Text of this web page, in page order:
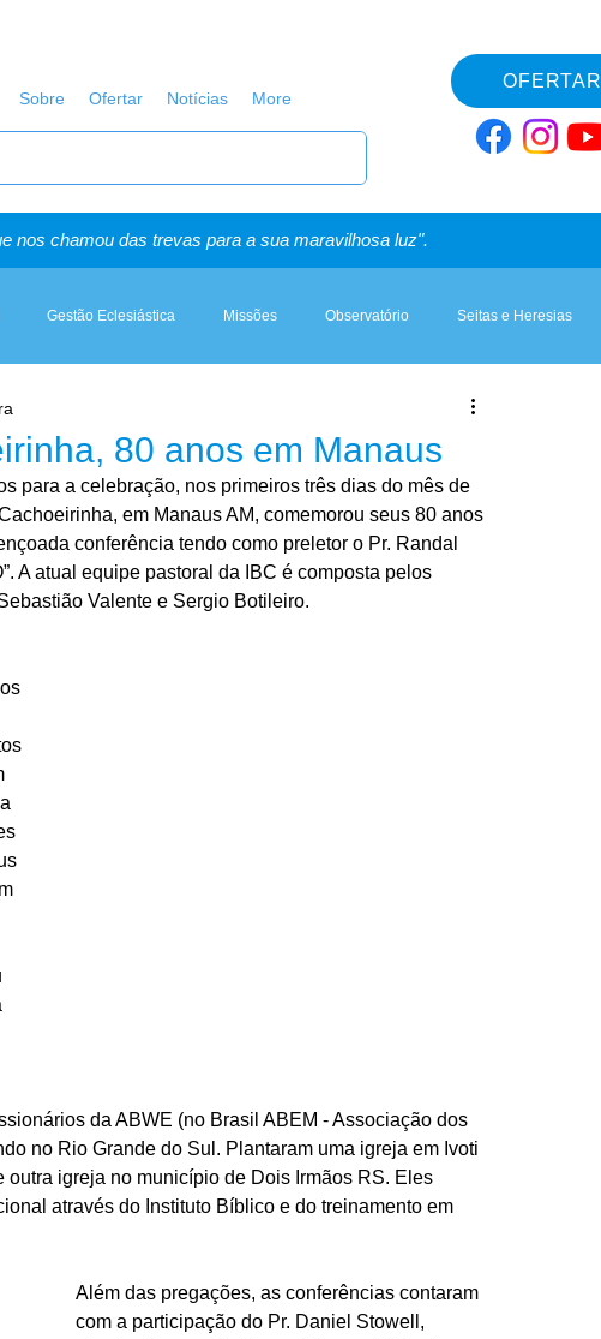
Sobre Ofertar Notícias More
OFERTAR
nos chamou das trevas para a sua maravilhosa luz".
Gestão Eclesiástica Missões Observatório Seitas e Heresias
80 anos em Manaus
para a celebração, nos primeiros três dias do mês de
em Manaus AM, comemorou seus 80 anos
conferência tendo como preletor o Pr. Randal
A atual equipe pastoral da IBC é composta pelos
Valente e Sergio Botileiro.
da ABWE (no Brasil ABEM - Associação dos
no Rio Grande do Sul. Plantaram uma igreja em Ivoti
igreja no município de Dois Irmãos RS. Eles
através do Instituto Bíblico e do treinamento em
Além das pregações, as conferências contaram
com a participação do Pr. Daniel Stowell,